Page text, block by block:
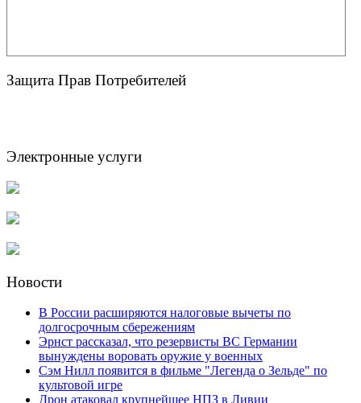
Защита Прав Потребителей
Электронные услуги
Новости
В России расширяются налоговые вычеты по
долгосрочным сбережениям
Эрнст рассказал, что резервисты ВС Германии
вынуждены воровать оружие у военных
Сэм Нилл появится в фильме "Легенда о Зельде" по
культовой игре
Дрон атаковал крупнейшее НПЗ в Ливии